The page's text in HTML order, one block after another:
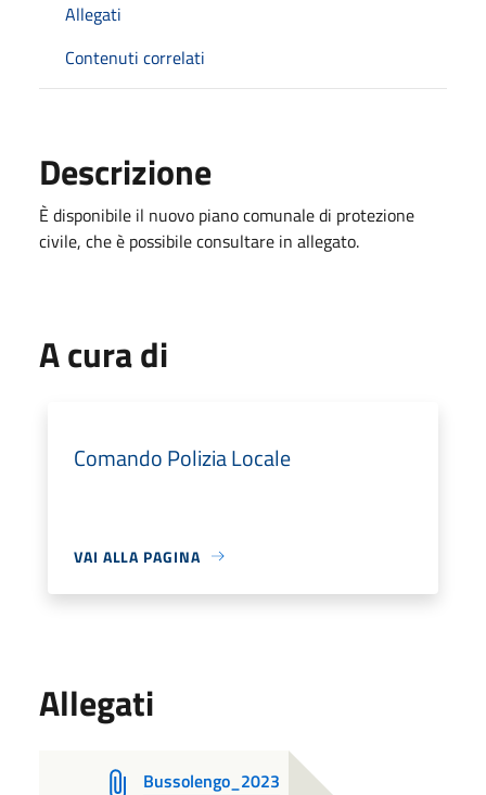
Allegati
Contenuti correlati
Descrizione
È disponibile il nuovo piano comunale di protezione
civile, che è possibile consultare in allegato.
A cura di
Comando Polizia Locale
VAI ALLA PAGINA
Allegati
Bussolengo_2023